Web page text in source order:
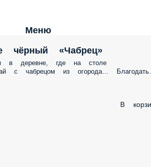
Меню
чёрный «Чабрец»
в деревне, где на столе
с чабрецом из огорода…
В